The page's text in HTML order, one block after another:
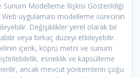
Modelleme İlişkisi Gösterildiği
uygulaması modelleme sürecinin
Değişiklikler yerel olarak bir
veya birkaç düzeyi etkileyebilir.
içerik, köprü metni ve sunum
esneklik ve kapsülleme
ancak mevcut yöntemlerin çoğu